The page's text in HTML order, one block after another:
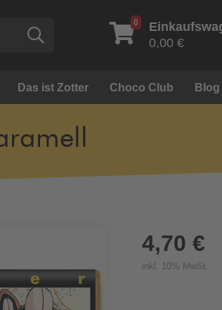
0
0,00 €
Das ist Zotter Choco Club Blog
4,70 €
inkl. 10% MwSt.